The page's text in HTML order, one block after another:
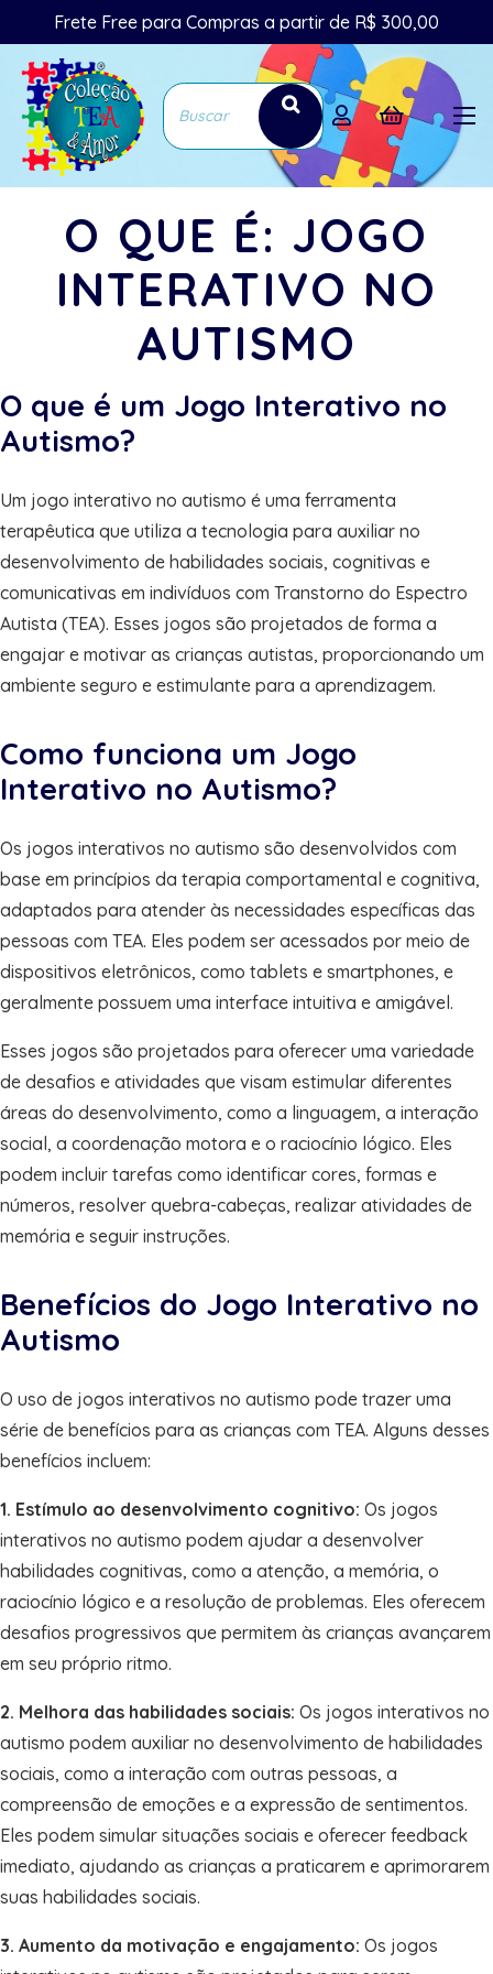
Frete Free para Compras a partir de R$ 300,00
O QUE É: JOGO
INTERATIVO NO
AUTISMO
O que é um Jogo Interativo no
Autismo?
Um jogo interativo no autismo é uma ferramenta
terapêutica que utiliza a tecnologia para auxiliar no
desenvolvimento de habilidades sociais, cognitivas e
comunicativas em indivíduos com Transtorno do Espectro
Autista (TEA). Esses jogos são projetados de forma a
engajar e motivar as crianças autistas, proporcionando um
ambiente seguro e estimulante para a aprendizagem.
Como funciona um Jogo
Interativo no Autismo?
Os jogos interativos no autismo são desenvolvidos com
base em princípios da terapia comportamental e cognitiva,
adaptados para atender às necessidades específicas das
pessoas com TEA. Eles podem ser acessados por meio de
dispositivos eletrônicos, como tablets e smartphones, e
geralmente possuem uma interface intuitiva e amigável.
Esses jogos são projetados para oferecer uma variedade
de desafios e atividades que visam estimular diferentes
áreas do desenvolvimento, como a linguagem, a interação
social, a coordenação motora e o raciocínio lógico. Eles
podem incluir tarefas como identificar cores, formas e
números, resolver quebra-cabeças, realizar atividades de
memória e seguir instruções.
Benefícios do Jogo Interativo no
Autismo
O uso de jogos interativos no autismo pode trazer uma
série de benefícios para as crianças com TEA. Alguns desses
benefícios incluem:
1. Estímulo ao desenvolvimento cognitivo: Os jogos
interativos no autismo podem ajudar a desenvolver
habilidades cognitivas, como a atenção, a memória, o
raciocínio lógico e a resolução de problemas. Eles oferecem
desafios progressivos que permitem às crianças avançarem
em seu próprio ritmo.
2. Melhora das habilidades sociais: Os jogos interativos no
autismo podem auxiliar no desenvolvimento de habilidades
sociais, como a interação com outras pessoas, a
compreensão de emoções e a expressão de sentimentos.
Eles podem simular situações sociais e oferecer feedback
imediato, ajudando as crianças a praticarem e aprimorarem
suas habilidades sociais.
3. Aumento da motivação e engajamento: Os jogos